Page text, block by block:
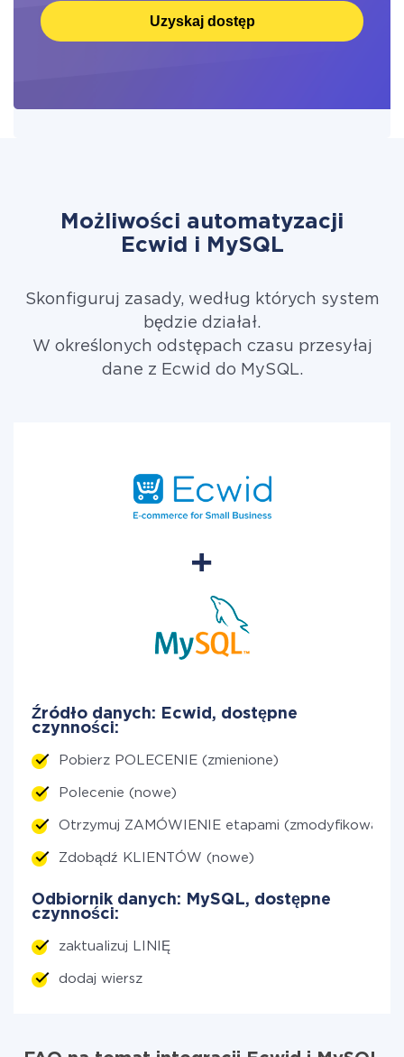
Uzyskaj dostęp
Możliwości automatyzacji
Ecwid i MySQL
Skonfiguruj zasady, według których system
będzie działał.
W określonych odstępach czasu przesyłaj
dane z Ecwid do MySQL.
Źródło danych: Ecwid, dostępne
czynności:
Pobierz POLECENIE (zmienione)
Polecenie (nowe)
Otrzymuj ZAMÓWIENIE etapami (zmodyfikowane)
Zdobądź KLIENTÓW (nowe)
Odbiornik danych: MySQL, dostępne
czynności:
zaktualizuj LINIĘ
dodaj wiersz